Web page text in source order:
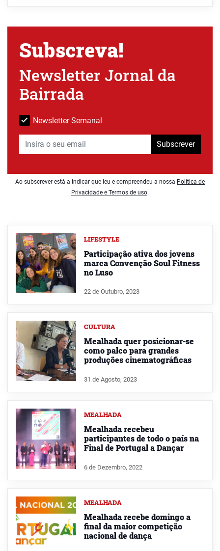
Subscreva!
Newsletter Jornal da
Bairrada
Newsletter Semanal
Subscrever
Ao subscrever está a indicar que leu e compreendeu a nossa Política de
Privacidade e Termos de uso.
LIFESTYLE
Participação ativa dos jovens
marca Convenção Soul Fitness
no Luso
22 de Outubro, 2023
CULTURA
Mealhada quer posicionar-se
como palco para grandes
produções cinematográficas
31 de Agosto, 2023
MEALHADA
Mealhada recebeu
participantes de todo o país na
Final de Portugal a Dançar
6 de Dezembro, 2022
MEALHADA
Mealhada recebe domingo a
final da maior competição
nacional de dança